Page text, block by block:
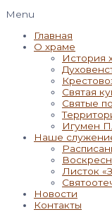
Menu
Главная
О храме
История
Святая
Святые
Игумен
Наше
Листок
Новости
Контакты